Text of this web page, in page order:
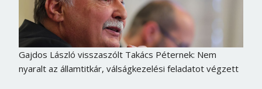
Gajdos László visszaszólt Takács Péternek: Nem
nyaralt az államtitkár, válságkezelési feladatot végzett